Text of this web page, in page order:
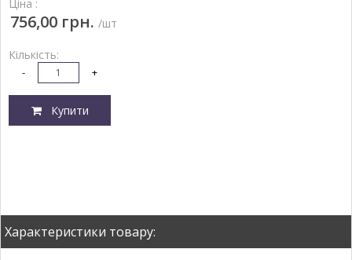
Ціна :
756,00 грн. /шт
Кількість:
- +
Купити
Характеристики товару: